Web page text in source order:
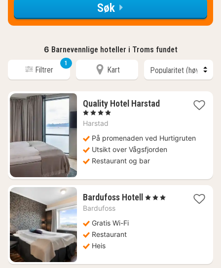
Søk
6 Barnevennlige hoteller i Troms fundet
Filtrer
1
Kart
Quality Hotel Harstad1
kr.
, 4 Stjerner
Harstad
På promenaden ved Hurtigruten
Utsikt over Vågsfjorden
Restaurant og bar
Bardufoss Hotell 1
, 3 Stjerner
Bardufoss
Gratis Wi-Fi
Restaurant
Heis